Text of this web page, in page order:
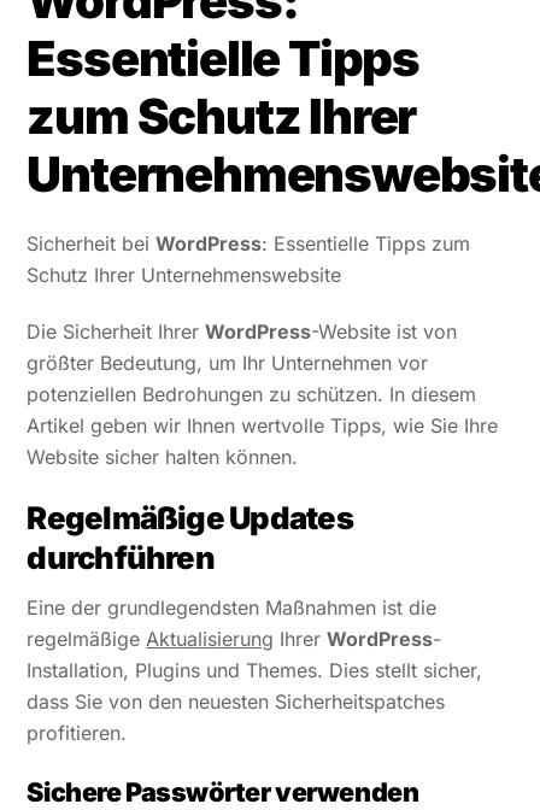
Essentielle Tipps
zum Schutz Ihrer
Sicherheit beiWordPress: Essentielle Tipps zum
Schutz Ihrer Unternehmenswebsite
Die Sicherheit IhrerWordPress-Website ist von
größter Bedeutung, um Ihr Unternehmen vor
potenziellen Bedrohungen zu schützen. In diesem
Artikel geben wir Ihnen wertvolle Tipps, wie Sie Ihre
Website sicher halten können.
Regelmäßige Updates
durchführen
Eine der grundlegendsten Maßnahmen ist die
regelmäßigeAktualisierung IhrerWordPress-
Installation, Plugins und Themes. Dies stellt sicher,
dass Sie von den neuesten Sicherheitspatches
profitieren.
Sichere Passwörter verwenden